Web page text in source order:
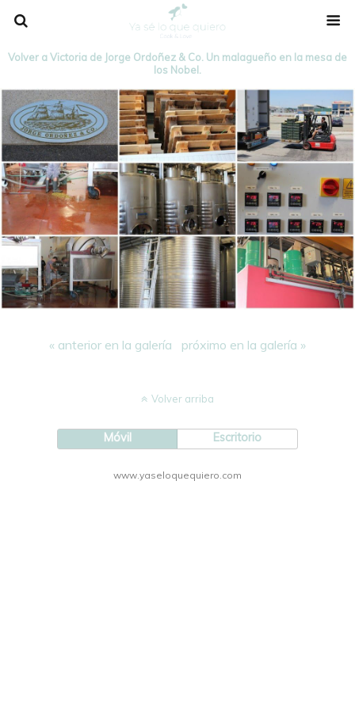
Volver a Victoria de Jorge Ordoñez & Co. Un malagueño en la mesa de
los Nobel.
« anterior en la galería próximo en la galería »
Volver arriba
Móvil Escritorio
www.yaseloquequiero.com